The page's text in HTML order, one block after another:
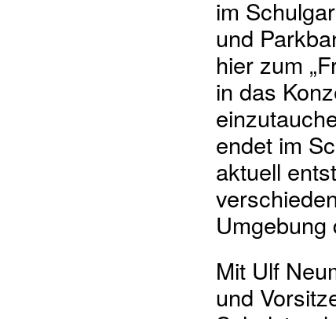
im
und
hier zum
in das
endet im
aktuell
Umgebung
Mit Ulf
und